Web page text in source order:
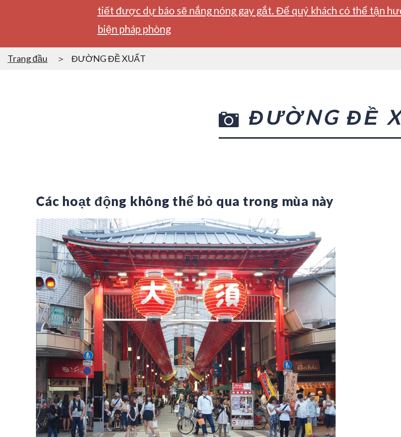
tiết được dự báo sẽ nắng nóng gay gắt. Để quý khách có thể tận
biện pháp phòng
Trang đầu ĐƯỜNG ĐỀ XUẤT
ĐƯỜNG ĐỀ
Các hoạt động không thể bỏ qua trong mùa này